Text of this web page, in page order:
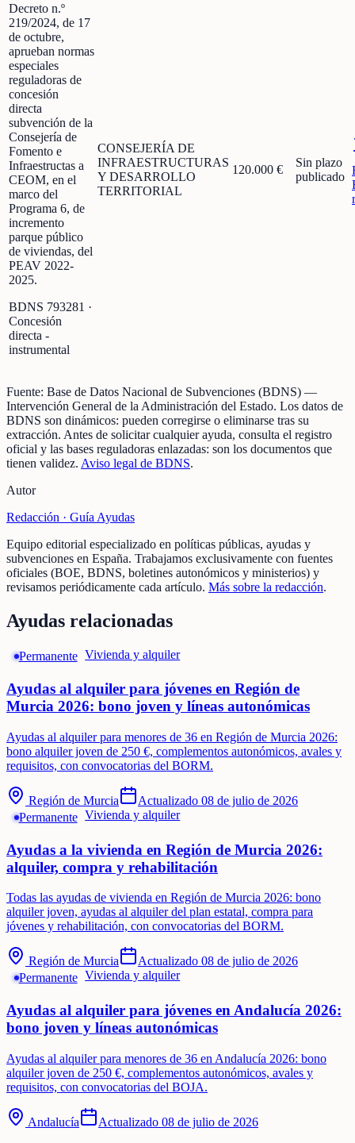
Decreto n.º
219/2024, de 17
de octubre,
aprueban normas
especiales
reguladoras de
concesión
directa
subvención de la
Consejería de
Fomento e
Infraestructas a
CEOM, en el
marco del
Programa 6, de
incremento
parque público
de viviendas, del
PEAV 2022-
2025.
BDNS 793281 ·
Concesión
directa -
instrumental
CONSEJERÍA DE
INFRAESTRUCTURAS
Y DESARROLLO
TERRITORIAL
120.000 €
Sin plazo
publicado
Fuente: Base de Datos Nacional de Subvenciones (BDNS) —
Intervención General de la Administración del Estado. Los datos de
BDNS son dinámicos: pueden corregirse o eliminarse tras su
extracción. Antes de solicitar cualquier ayuda, consulta el registro
oficial y las bases reguladoras enlazadas: son los documentos que
tienen validez. Aviso legal de BDNS.
Autor
Redacción · Guía Ayudas
Equipo editorial especializado en políticas públicas, ayudas y
subvenciones en España. Trabajamos exclusivamente con fuentes
oficiales (BOE, BDNS, boletines autonómicos y ministerios) y
revisamos periódicamente cada artículo. Más sobre la redacción.
Ayudas relacionadas
Permanente Vivienda y alquiler
Ayudas al alquiler para jóvenes en Región de
Murcia 2026: bono joven y líneas autonómicas
Ayudas al alquiler para menores de 36 en Región de Murcia 2026:
bono alquiler joven de 250 €, complementos autonómicos, avales y
requisitos, con convocatorias del BORM.
Región de Murcia Actualizado 08 de julio de 2026
Permanente Vivienda y alquiler
Ayudas a la vivienda en Región de Murcia 2026:
alquiler, compra y rehabilitación
Todas las ayudas de vivienda en Región de Murcia 2026: bono
alquiler joven, ayudas al alquiler del plan estatal, compra para
jóvenes y rehabilitación, con convocatorias del BORM.
Región de Murcia Actualizado 08 de julio de 2026
Permanente Vivienda y alquiler
Ayudas al alquiler para jóvenes en Andalucía 2026:
bono joven y líneas autonómicas
Ayudas al alquiler para menores de 36 en Andalucía 2026: bono
alquiler joven de 250 €, complementos autonómicos, avales y
requisitos, con convocatorias del BOJA.
Andalucía Actualizado 08 de julio de 2026